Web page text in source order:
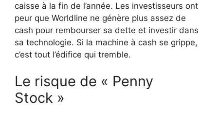
caisse à la fin de l’année. Les investisseurs ont
peur que Worldline ne génère plus assez de
cash pour rembourser sa dette et investir dans
sa technologie. Si la machine à cash se grippe,
c’est tout l’édifice qui tremble.
Le risque de « Penny
Stock »